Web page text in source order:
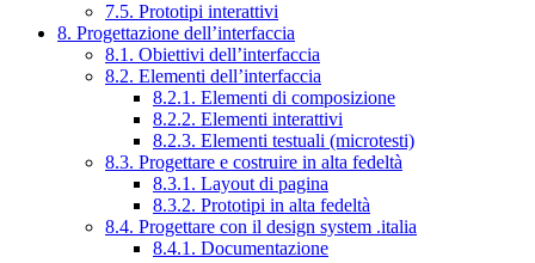
7.5. Prototipi interattivi
8. Progettazione dell’interfaccia
8.1. Obiettivi dell’interfaccia
8.2. Elementi dell’interfaccia
8.2.1. Elementi di composizione
8.2.2. Elementi interattivi
8.2.3. Elementi testuali (microtesti)
8.3. Progettare e costruire in alta fedeltà
8.3.1. Layout di pagina
8.3.2. Prototipi in alta fedeltà
8.4. Progettare con il design system .italia
8.4.1. Documentazione